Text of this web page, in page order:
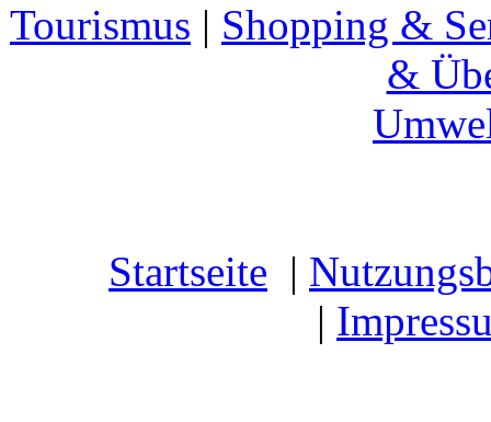
Tourismus | Shopping &
&
Startseite |
|